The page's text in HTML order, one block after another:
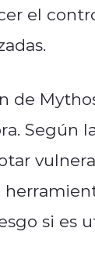
el
de
Según
si es